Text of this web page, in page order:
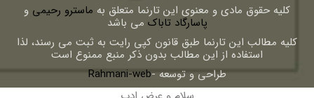
كليه حقوق مادی و معنوی اين تارنما متعلق به ماسترو رحیمی و
پاسارگاد تاباک می باشد
کلیه مطالب این تارنما طبق قانون کپی رایت به ثبت می رسند، لذا
استفاده از این مطالب بدون ذکر منبع ممنوع است
طراحی و توسعه -Rahmani-web